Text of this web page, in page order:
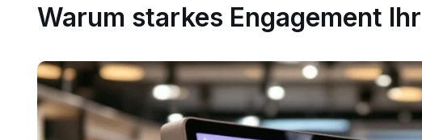
Warum starkes Engagement